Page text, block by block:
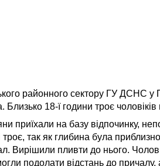
районного сектору ГУ ДСНС у
18‑ї години троє
приїхали на базу відпочинку,
троє, так як глибина була
Вирішили пливти до нього.
подолати відстань до